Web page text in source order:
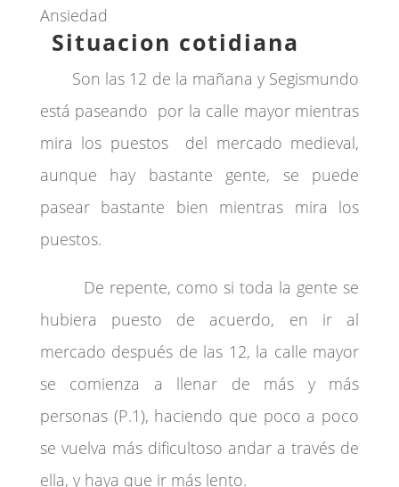
Ansiedad
Situacion cotidiana
Son las 12 de la mañana y Segismundo
está paseando por la calle mayor mientras
mira los puestos del mercado medieval,
aunque hay bastante gente, se puede
pasear bastante bien mientras mira los
puestos.
De repente, como si toda la gente se
hubiera puesto de acuerdo, en ir al
mercado después de las 12, la calle mayor
se comienza a llenar de más y más
personas (P.1), haciendo que poco a poco
se vuelva más dificultoso andar a través de
ella, y haya que ir más lento.